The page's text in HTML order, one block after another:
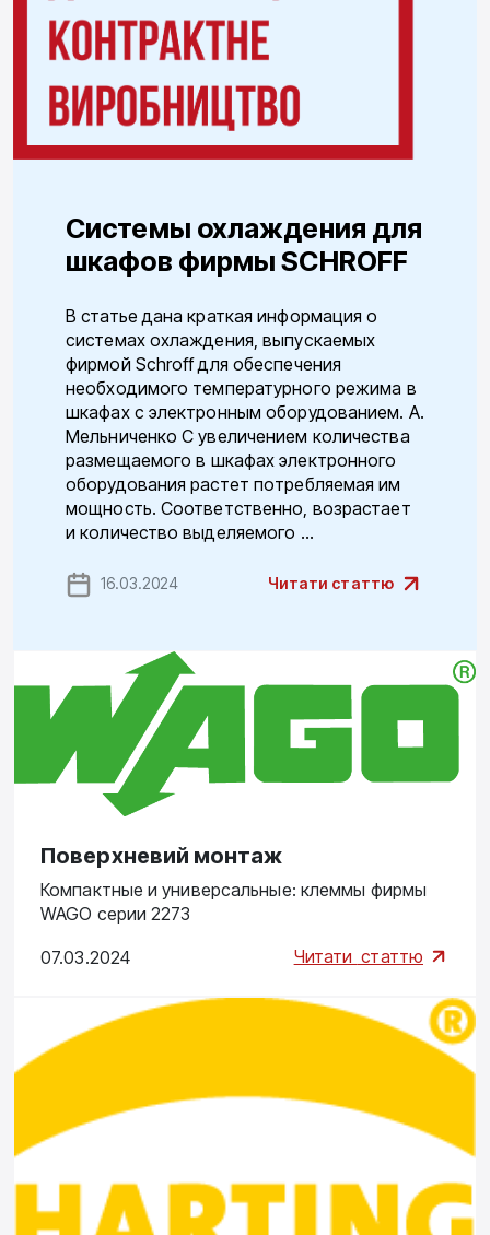
Системы охлаждения для
шкафов фирмы SCHROFF
В статье дана краткая информация о
системах охлаждения, выпускаемых
фирмой Schroff для обеспечения
необходимого температурного режима в
шкафах с электронным оборудованием. А.
Мельниченко С увеличением количества
размещаемого в шкафах электронного
оборудования растет по­требляемая им
мощность. Соответственно, воз­растает
и количество выделяемого ...
16.03.2024 Читати статтю
Поверхневий монтаж
Компактные и универсальные: клеммы фирмы
WAGO серии 2273
07.03.2024 Читати статтю